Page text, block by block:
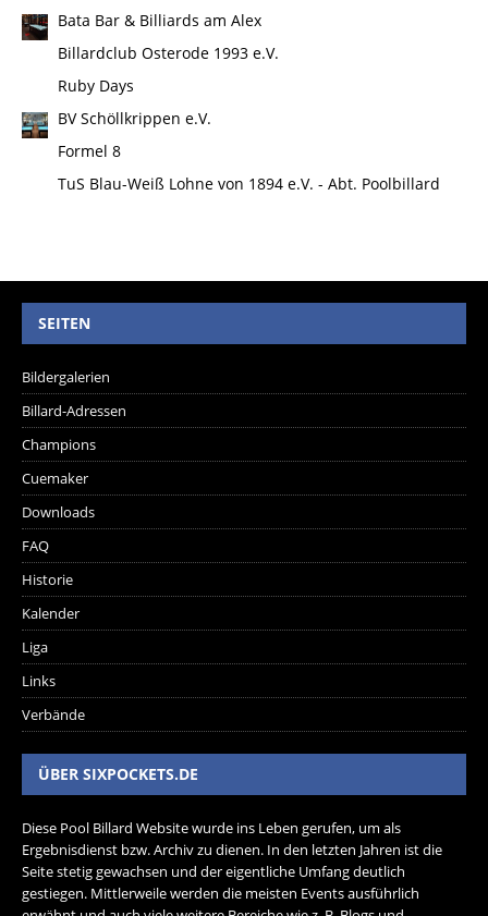
Bata Bar & Billiards am Alex
Billardclub Osterode 1993 e.V.
Ruby Days
BV Schöllkrippen e.V.
Formel 8
TuS Blau-Weiß Lohne von 1894 e.V. - Abt. Poolbillard
SEITEN
Bildergalerien
Billard-Adressen
Champions
Cuemaker
Downloads
FAQ
Historie
Kalender
Liga
Links
Verbände
ÜBER SIXPOCKETS.DE
Diese Pool Billard Website wurde ins Leben gerufen, um als
Ergebnisdienst bzw. Archiv zu dienen. In den letzten Jahren ist die
Seite stetig gewachsen und der eigentliche Umfang deutlich
gestiegen. Mittlerweile werden die meisten Events ausführlich